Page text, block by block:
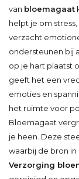
van bloemagaat
helpt je om
verzacht
ondersteunen bij
op je hart plaatst
geeft het een
emoties en
het ruimte voor
Bloemagaat
je heen. Deze
waarbij de bron in
Verzorging